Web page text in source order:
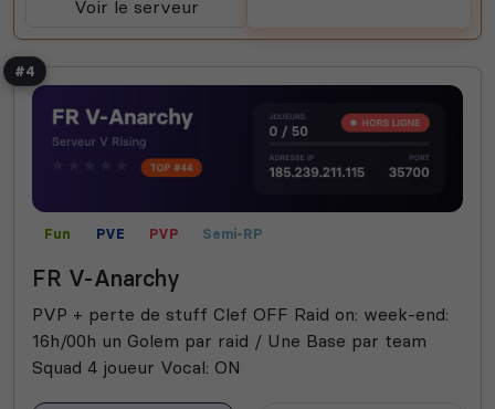
Voir le serveur
#4
Fun PVE PVP Semi-RP
FR V-Anarchy
PVP + perte de stuff Clef OFF Raid on: week-end:
16h/00h un Golem par raid / Une Base par team
Squad 4 joueur Vocal: ON